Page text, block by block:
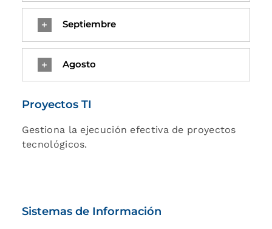
Septiembre
Agosto
Proyectos TI
Gestiona la ejecución efectiva de proyectos
tecnológicos.
Sistemas de Información